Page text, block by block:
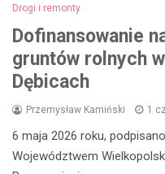
Drogi i remonty
Dofinansowanie
gruntów rolnych
Dębicach
Przemysław Kamiński 1
6 maja 2026 roku,
Województwem